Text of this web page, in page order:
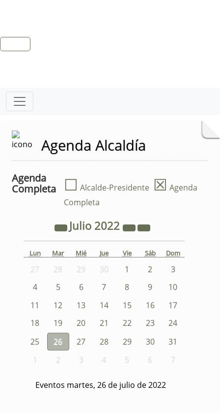
Agenda Alcaldía
Agenda
Completa
☐ Alcalde-Presidente ☒ Agenda
Completa
Julio 2022
Lun Mar Mié Jue Vie Sáb Dom
27 28 29 30 1 2
3
4
5 6 7 8 9
10
11
12 13 14 15 16
17
18
19 20 21 22 23
24
25
26 27 28 29 30
31
1
2 3 4 5 6 7
Eventos martes, 26 de julio de 2022